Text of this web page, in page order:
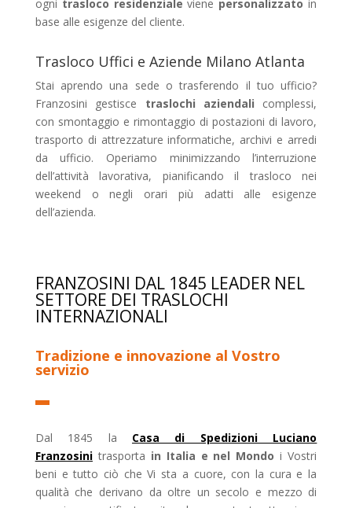
ogni trasloco residenziale viene personalizzato in
base alle esigenze del cliente.
Trasloco Uffici e Aziende Milano Atlanta
Stai aprendo una sede o trasferendo il tuo ufficio?
Franzosini gestisce traslochi aziendali complessi,
con smontaggio e rimontaggio di postazioni di lavoro,
trasporto di attrezzature informatiche, archivi e arredi
da ufficio. Operiamo minimizzando l’interruzione
dell’attività lavorativa, pianificando il trasloco nei
weekend o negli orari più adatti alle esigenze
dell’azienda.
FRANZOSINI DAL 1845 LEADER NEL
SETTORE DEI TRASLOCHI
INTERNAZIONALI
Tradizione e innovazione al Vostro
servizio
Dal 1845 la Casa di Spedizioni Luciano
Franzosinitrasporta in Italia e nel Mondo i Vostri
beni e tutto ciò che Vi sta a cuore, con la cura e la
qualità che derivano da oltre un secolo e mezzo di